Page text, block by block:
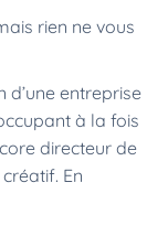
rien ne vous
entreprise
à la fois
directeur de
En